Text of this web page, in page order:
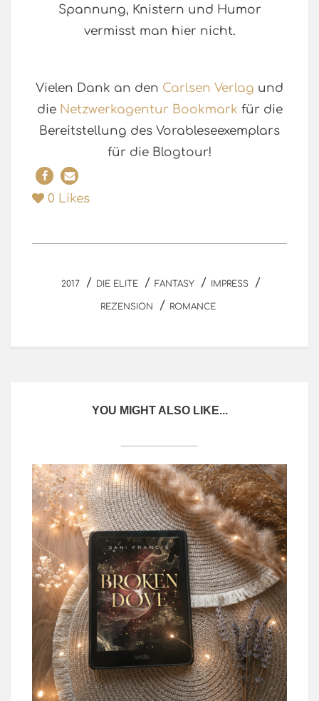
Spannung, Knistern und Humor
vermisst man hier nicht.
Vielen Dank an den Carlsen Verlag und
die Netzwerkagentur Bookmark für die
Bereitstellung des Vorableseexemplars
für die Blogtour!
0 Likes
2017 / DIE ELITE / FANTASY / IMPRESS /
REZENSION / ROMANCE
YOU MIGHT ALSO LIKE...